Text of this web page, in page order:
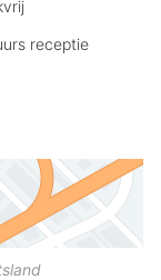
receptie